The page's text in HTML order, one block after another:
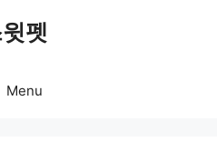
펫
Menu